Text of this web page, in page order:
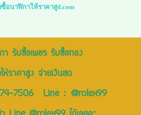
ซื้อนาฬิกาให้ราคาสูง.com
า รับซื้อเพชร รับซื้อทอง
ห้ราคาสูง จ่ายเงินสด
7506Line : @rolex99